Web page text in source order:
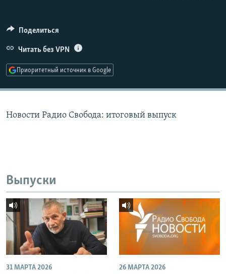
ПОДПИШИТЕСЬ НА РАССЫЛКУ
СОЦИАЛЬНЫЕ СЕТИ
Поделиться
Читать без VPN
Приоритетный источник в Google
Новости Радио Свобода: итоговый выпуск
Выпуски
31 МАРТА 2026 26 МАРТА 2026